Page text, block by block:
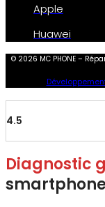
Apple
Huawei
© 2026 MC PHONE –
4.5
Diagnostic
smartphone